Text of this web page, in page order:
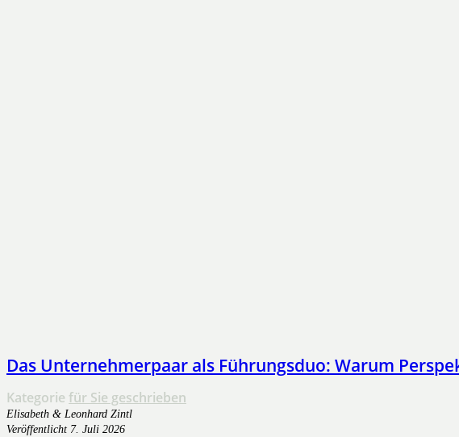
Das Unternehmerpaar als Führungsduo: Warum
Kategorie für Sie geschrieben
Elisabeth & Leonhard Zintl
Veröffentlicht 7. Juli 2026